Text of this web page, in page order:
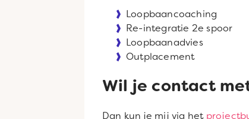
Loopbaancoaching
Re-integratie 2e spoor
Loopbaanadvies
Outplacement
Wil je contact
Dan kun je mij via het